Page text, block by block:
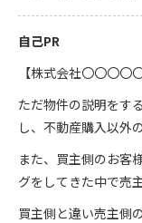
自己PR
【株式会社〇〇〇〇
ただ物件の説明をす
し、不動産購入以外
また、買主側のお客
グをしてきた中で売
買主側と違い売主側